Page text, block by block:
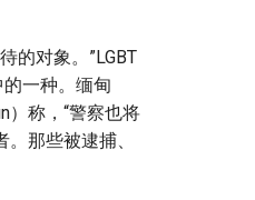
的对象。”LGBT
一种。缅甸
）称，“警察也将
那些被逮捕、